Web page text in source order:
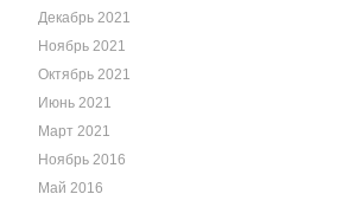
Декабрь 2021
Ноябрь 2021
Октябрь 2021
Июнь 2021
Март 2021
Ноябрь 2016
Май 2016